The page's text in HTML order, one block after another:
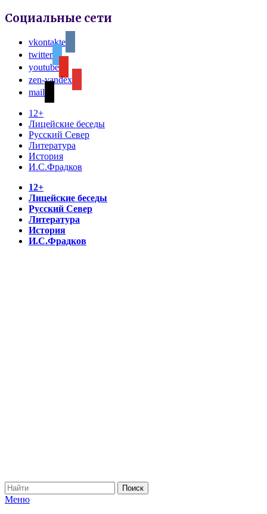
Социальные сети
vkontakte
twitter
youtube
zen-yandex
mail
12+
Лицейские беседы
Русский Север
Литература
История
И.С.Фрадков
12+
Лицейские беседы
Русский Север
Литература
История
И.С.Фрадков
Меню